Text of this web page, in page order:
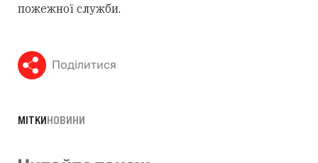
пожежної служби.
Поділитися
МІТКИНОВИНИ